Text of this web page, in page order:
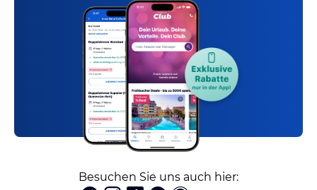
Besuchen Sie uns auch hier: